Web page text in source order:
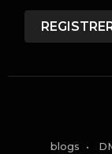
blogs •